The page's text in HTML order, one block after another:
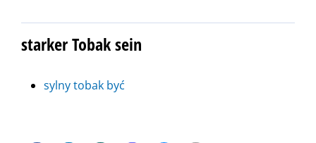
starker Tobak sein
sylny tobak być